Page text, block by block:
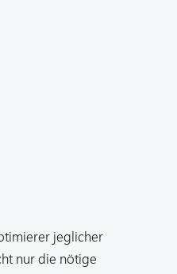
jeglicher
nur die nötige